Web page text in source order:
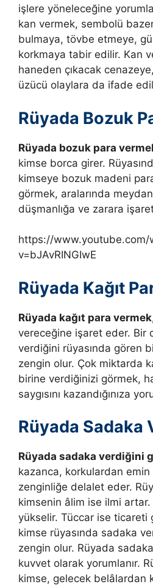
işlere yöneleceğine
kan vermek, sembolü
bulmaya, tövbe etmeye,
korkmaya tabir edilir. Kan
haneden çıkacak cenazeye,
üzücü olaylara da ifade
Rüyada Bozuk
Rüyada bozuk para
kimse borca girer.
kimseye bozuk madeni
görmek, aralarında
düşmanlığa ve zarara
https://www.youtube.com/
v=bJAvRINGIwE
Rüyada Kağıt
Rüyada kağıt para vermek
vereceğine işaret eder. Bir
verdiğini rüyasında gören
zengin olur. Çok miktarda
birine verdiğinizi görmek,
saygısını kazandığınıza
Rüyada Sadaka
Rüyada sadaka verdiğini
kazanca, korkulardan
zenginliğe delalet eder.
kimsenin âlim ise ilmi
yükselir. Tüccar ise ticareti
kimse rüyasında sadaka
zengin olur. Rüyada
kuvvet olarak yorumlanır.
kimse, gelecek belâlardan